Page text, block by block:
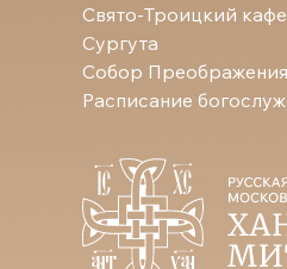
Свято-Троицкий
Сургута
Собор Преображения
Расписание